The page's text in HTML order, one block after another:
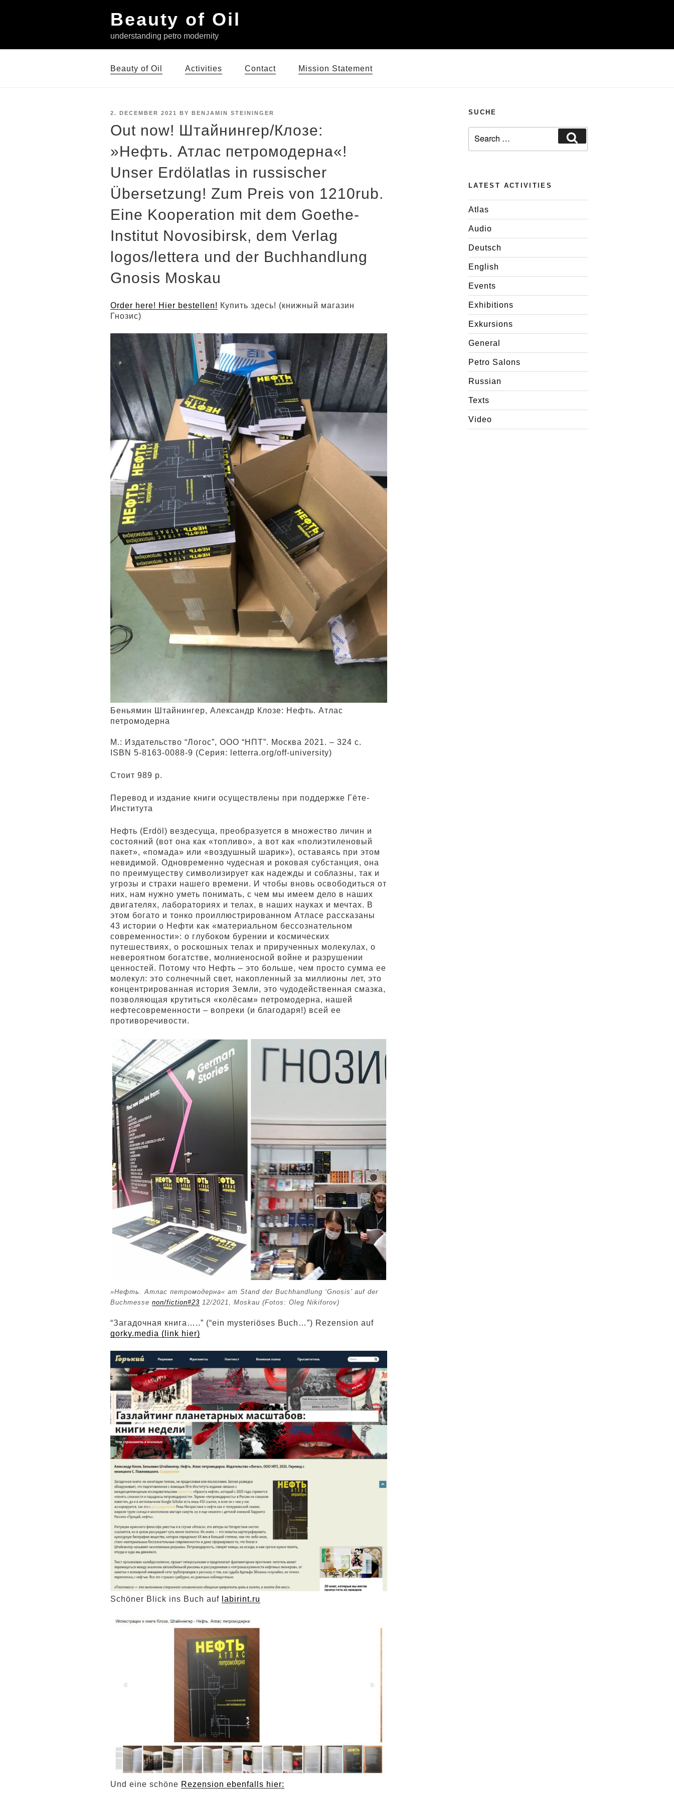
Beauty of Oil
understanding petro modernity
Beauty of Oil Activities Contact Mission Statement
POSTED
2. DECEMBER 2021 BY BENJAMIN STEININGER
Out now! Штайнингер/Клозе:
»Нефть. Атлас петромодерна«!
Unser Erdölatlas in russischer
Übersetzung! Zum Preis von 1210rub.
Eine Kooperation mit dem Goethe-
Institut Novosibirsk, dem Verlag
logos/lettera und der Buchhandlung
Gnosis Moskau
Order here! Hier bestellen! Купить здесь! (книжный магазин
Гнозис)
Беньямин Штайнингер, Александр Клозе: Нефть. Атлас
петромодерна
М.: Издательство “Логос”, ООО “НПТ”. Москва 2021. – 324 с.
ISBN 5-8163-0088-9 (Серия: letterra.org/off-university)
Стоит 989 р.
Перевод и издание книги осуществлены при поддержке Гёте-
Института
Нефть (Erdöl) вездесуща, преобразуется в множество личин и
состояний (вот она как «топливо», а вот как «полиэтиленовый
пакет», «помада» или «воздушный шарик»), оставаясь при этом
невидимой. Одновременно чудесная и роковая субстанция, она
по преимуществу символизирует как надежды и соблазны, так и
угрозы и страхи нашего времени. И чтобы вновь освободиться от
них, нам нужно уметь понимать, с чем мы имеем дело в наших
двигателях, лабораториях и телах, в наших науках и мечтах. В
этом богато и тонко проиллюстрированном Атласе рассказаны
43 истории о Нефти как «материальном бессознательном
современности»: о глубоком бурении и космических
путешествиях, о роскошных телах и прирученных молекулах, о
невероятном богатстве, молниеносной войне и разрушении
ценностей. Потому что Нефть – это больше, чем просто сумма ее
молекул: это солнечный свет, накопленный за миллионы лет, это
концентрированная история Земли, это чудодейственная смазка,
позволяющая крутиться «колёсам» петромодерна, нашей
нефтесовременности – вопреки (и благодаря!) всей ее
противоречивости.
»Нефть. Атлас петромодерна« am Stand der Buchhandlung ‘Gnosis’ auf der
Buchmesse non/fiction#23 12/2021, Moskau (Fotos: Oleg Nikiforov)
“Загадочная книга…..” (“ein mysteriöses Buch…”) Rezension auf
gorky.media (link hier)
Schöner Blick ins Buch auf labirint.ru
Und eine schöne Rezension ebenfalls hier:
SUCHE
for:
LATEST ACTIVITIES
Atlas
Audio
Deutsch
English
Events
Exhibitions
Exkursions
General
Petro Salons
Russian
Texts
Video